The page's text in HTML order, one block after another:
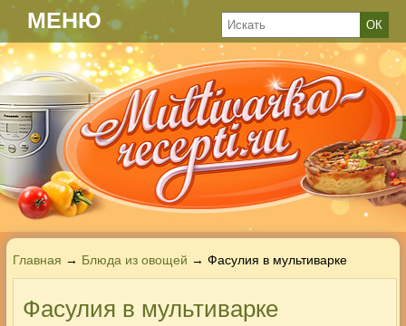
МЕНЮ
Главная → Блюда из овощей → Фасулия в мультиварке
Фасулия в мультиварке